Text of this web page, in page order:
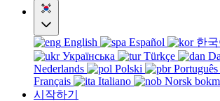
English Español 한국
Українська
Türkçe
Nederlands
Polski
Français
Italiano
Norsk
시작하기